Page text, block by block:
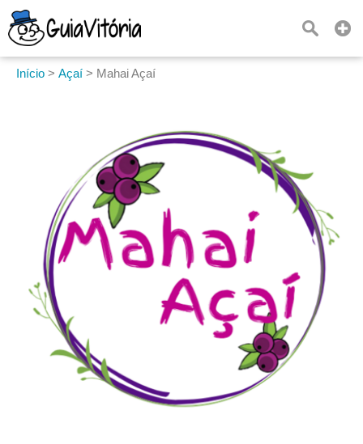
Início > Açaí > Mahai Açaí